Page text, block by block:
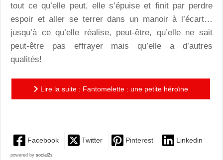
tout ce qu’elle peut, elle s’épuise et finit par perdre
espoir et aller se terrer dans un manoir à l’écart…
jusqu’à ce qu’elle réalise, peut-être, qu’elle ne sait
peut-être pas effrayer mais qu’elle a d’autres
qualités!
Lire la suite : Fantomelette : une petite héroïne
Facebook Twitter Pinterest Linkedin
powered by social2s